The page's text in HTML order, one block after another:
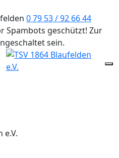
0 79 53 / 92 66 44
Spambots geschützt! Zur
sein.